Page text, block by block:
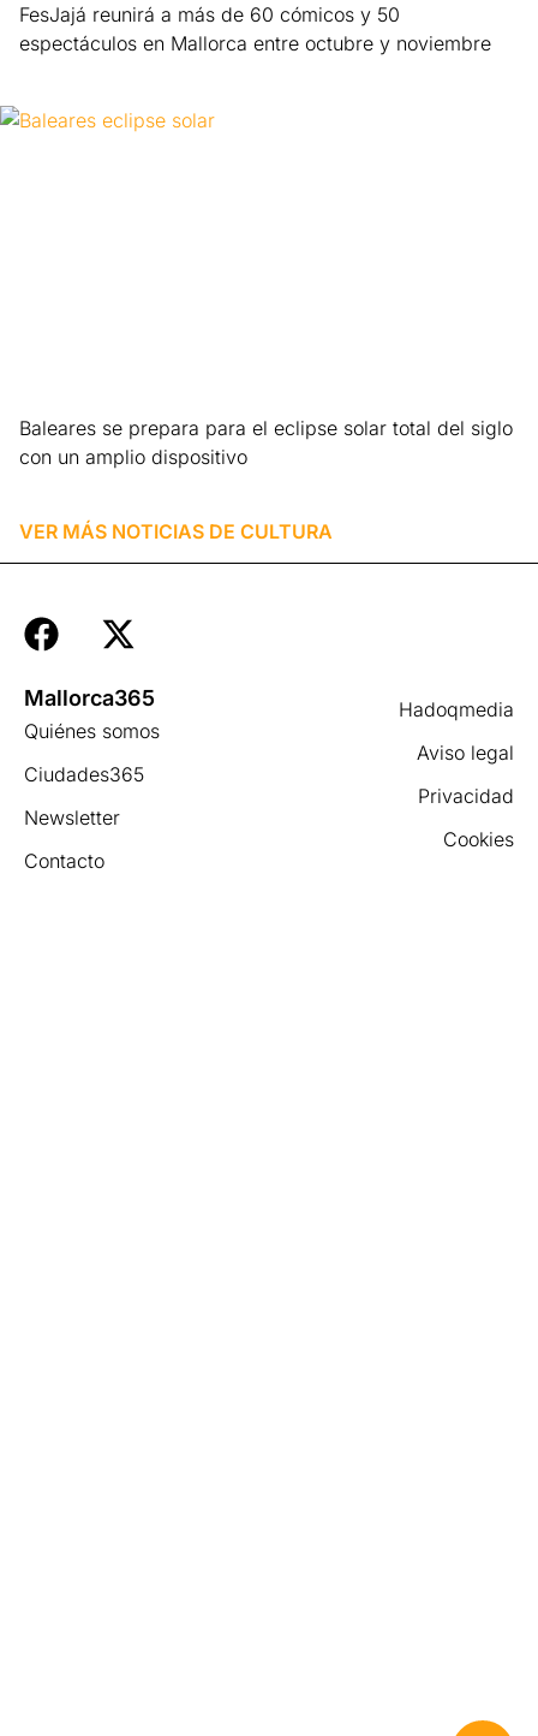
FesJajá reunirá a más de 60 cómicos y 50
espectáculos en Mallorca entre octubre y noviembre
Baleares se prepara para el eclipse solar total del siglo
con un amplio dispositivo
VER MÁS NOTICIAS DE CULTURA
Hadoqmedia
Aviso legal
Privacidad
Cookies
Mallorca365
Quiénes somos
Ciudades365
Newsletter
Contacto